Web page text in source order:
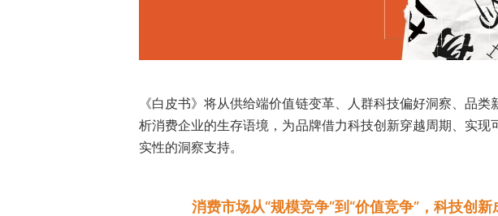
《白皮书》将从供给端价值链变革、人群科技偏好洞察、品
析消费企业的生存语境，为品牌借力科技创新穿越周期、实现
实性的洞察支持。
消费市场从“规模竞争”到“价值竞争”， 科技创新